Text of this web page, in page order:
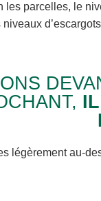
parcelles, le
légèrement au-